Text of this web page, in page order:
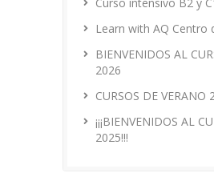
Learn with AQ Centro
BIENVENIDOS AL
2026
CURSOS DE VERANO
¡¡¡BIENVENIDOS AL
2025!!!